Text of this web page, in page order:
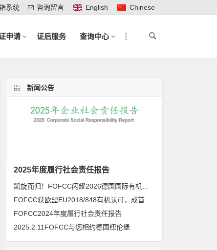
系统 咨询留言 English Chinese
申请 证后服务 查询中心
新闻公告
2025年度履行社会责任报告
FOFCC2024年度履行社会责任报告
2025.2.11FOFCC与您相约德国纽伦堡